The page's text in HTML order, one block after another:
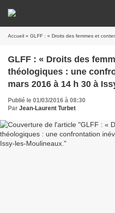
Accueil » GLFF : « Droits des femmes et contenus théologiques : une
GLFF : « Droits des
théologiques : une
mars 2016 à 14 h 30 à
Publié le 01/03/2016 à 08:30
Par Jean-Laurent Turbet